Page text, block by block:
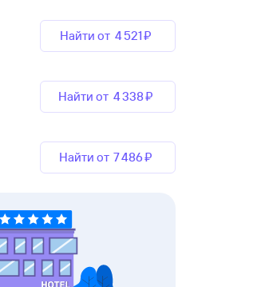
Найти от 4 ⁠521 ⁠₽
Найти от 4 ⁠338 ⁠₽
Найти от 7 ⁠486 ⁠₽